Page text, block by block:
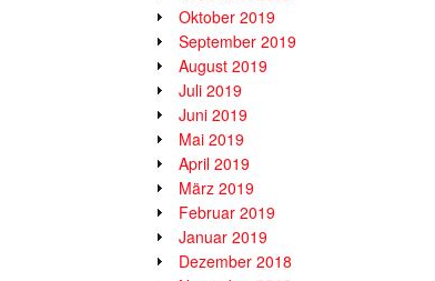
Oktober 2019
September 2019
August 2019
Juli 2019
Juni 2019
Mai 2019
April 2019
März 2019
Februar 2019
Januar 2019
Dezember 2018